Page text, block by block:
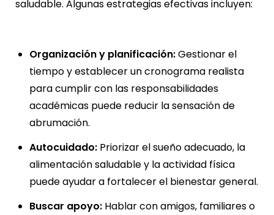
saludable. Algunas estrategias efectivas incluyen:
Organización y planificación:Gestionar el
tiempo y establecer un cronograma realista
para cumplir con las responsabilidades
académicas puede reducir la sensación de
abrumación.
Autocuidado: Priorizar el sueño adecuado, la
alimentación saludable y la actividad física
puede ayudar a fortalecer el bienestar general.
Buscar apoyo: Hablar con amigos, familiares o